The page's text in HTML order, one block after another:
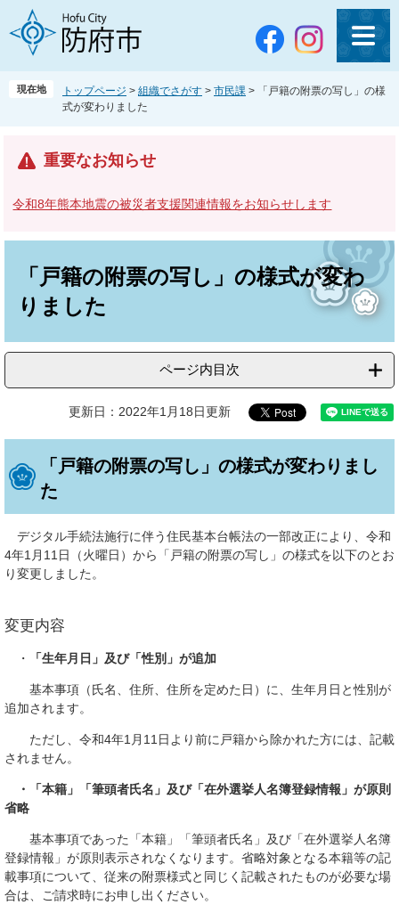
現在地 トップページ > 組織でさがす > 市民課 >
「戸籍の附票の写し」の様
式が変わりました
重要なお知らせ
令和8年熊本地震の被災者支援関連情報をお知らせします
「戸籍の附票の写し」の様式が変わ
りました
ページ内目次
更新日：2022年1月18日更新
「戸籍の附票の写し」の様式が変わりまし
た
デジタル手続法施行に伴う住民基本台帳法の一部改正により、令和
4年1月11日（火曜日）から「戸籍の附票の写し」の様式を以下のとお
り変更しました。
変更内容
・ 「生年月日」及び「性別」が追加
基本事項（氏名、住所、住所を定めた日）に、生年月日と性別が
追加されます。
ただし、令和4年1月11日より前に戸籍から除かれた方には、記載
されません。
・「本籍」「筆頭者氏名」及び「在外選挙人名簿登録情報」が原則
省略
基本事項であった「本籍」「筆頭者氏名」及び「在外選挙人名簿
登録情報」が原則表示されなくなります。省略対象となる本籍等の記
載事項について、従来の附票様式と同じく記載されたものが必要な場
合は、ご請求時にお申し出ください。